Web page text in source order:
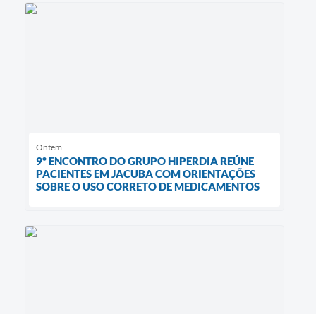
Ontem
9º ENCONTRO DO GRUPO HIPERDIA REÚNE
PACIENTES EM JACUBA COM ORIENTAÇÕES
SOBRE O USO CORRETO DE MEDICAMENTOS